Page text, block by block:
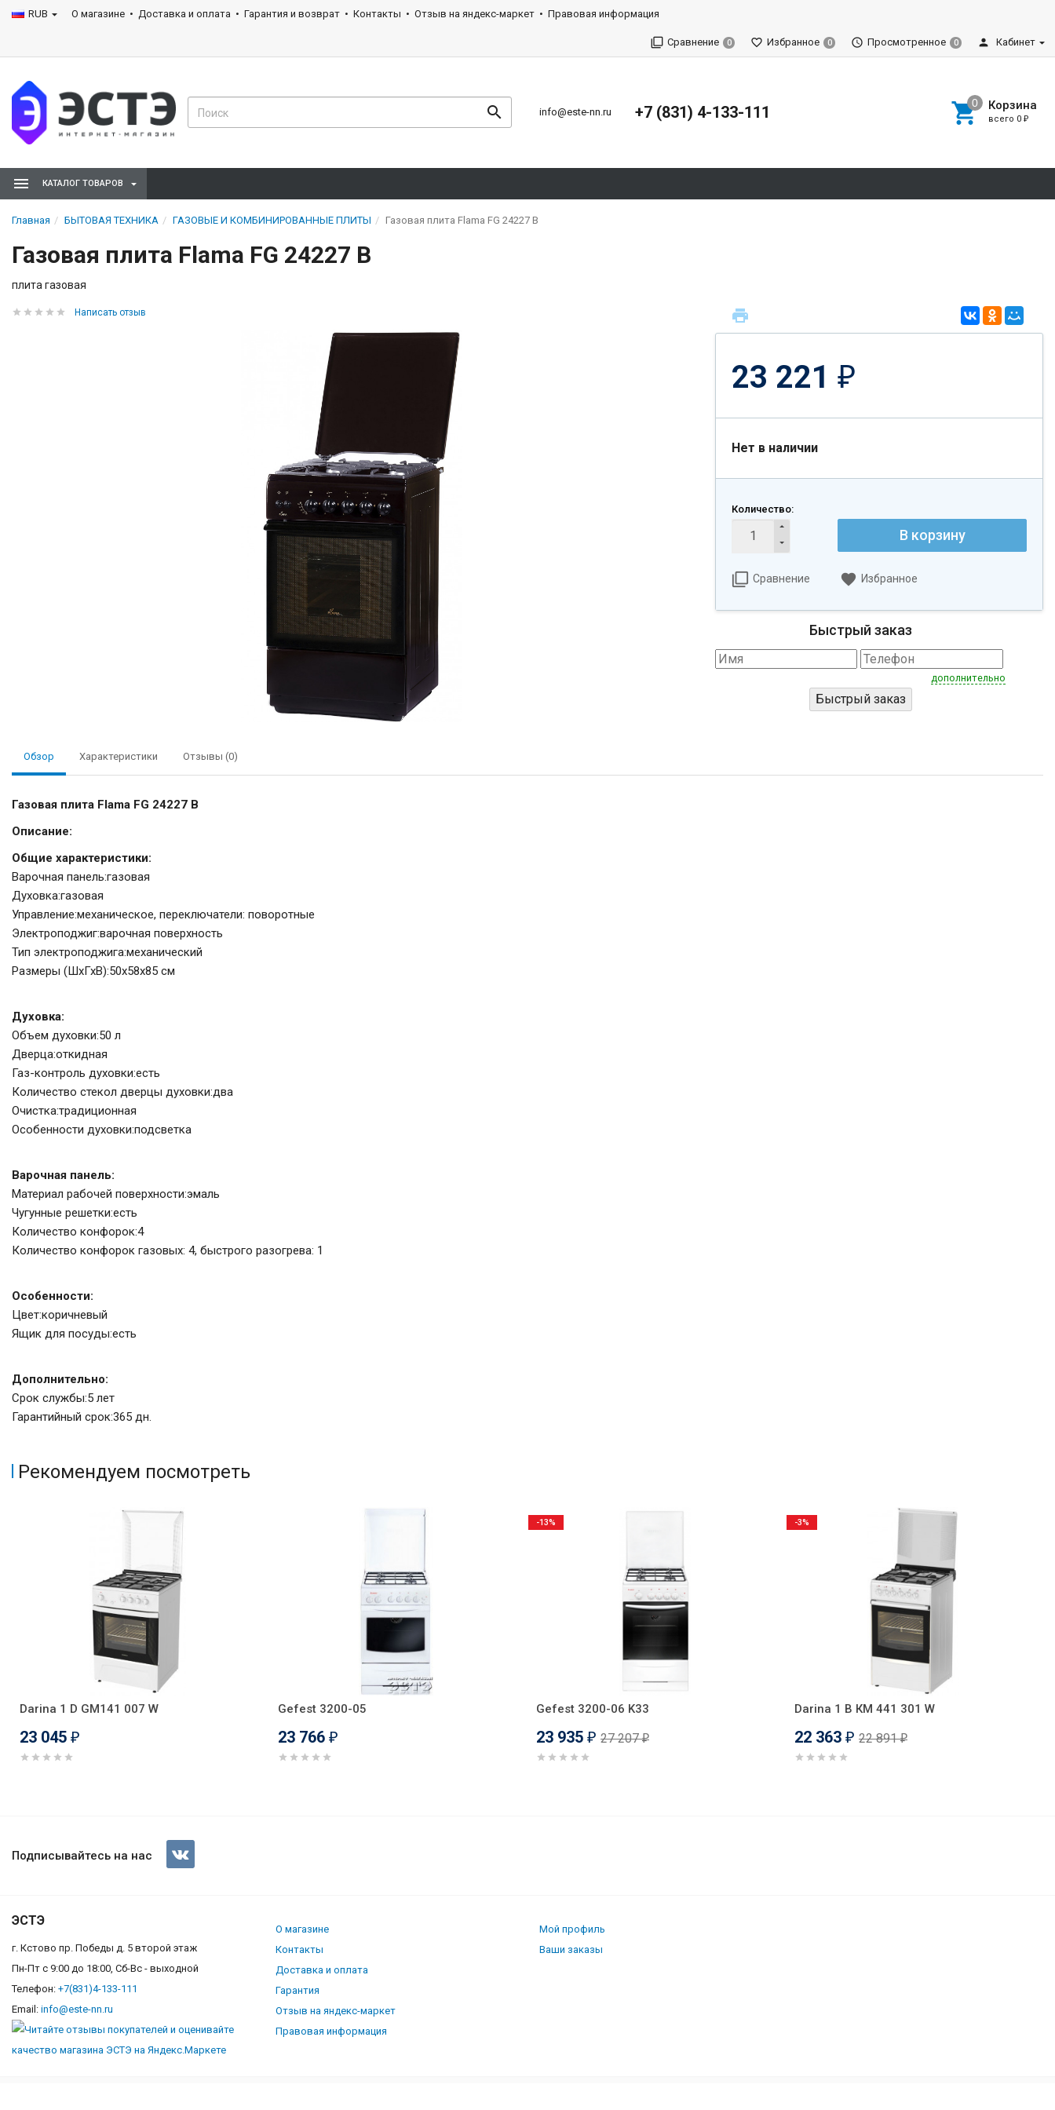
RUB О магазине Доставка и оплата Гарантия и возврат Контакты Отзыв на яндекс-маркет Правовая информация
Сравнение 0 Избранное 0 Просмотренное 0 Кабинет
info@este-nn.ru +7 (831) 4-133-111 Корзина
всего 0 ₽
КАТАЛОГ ТОВАРОВ
Главная БЫТОВАЯ ТЕХНИКА ГАЗОВЫЕ И КОМБИНИРОВАННЫЕ ПЛИТЫ Газовая плита Flama FG 24227 B
Газовая плита Flama FG 24227 B
плита газовая
Написать отзыв
23 221 ₽
Нет в наличии
Количество:
В корзину
Сравнение Избранное
Быстрый заказ
дополнительно
Обзор Характеристики Отзывы (0)
Газовая плита Flama FG 24227 B
Описание:
Общие характеристики:
Варочная панель:газовая
Духовка:газовая
Управление:механическое, переключатели: поворотные
Электроподжиг:варочная поверхность
Тип электроподжига:механический
Размеры (ШхГхВ):50x58x85 см
Духовка:
Объем духовки:50 л
Дверца:откидная
Газ-контроль духовки:есть
Количество стекол дверцы духовки:два
Очистка:традиционная
Особенности духовки:подсветка
Варочная панель:
Материал рабочей поверхности:эмаль
Чугунные решетки:есть
Количество конфорок:4
Количество конфорок газовых: 4, быстрого разогрева: 1
Особенности:
Цвет:коричневый
Ящик для посуды:есть
Дополнительно:
Срок службы:5 лет
Гарантийный срок:365 дн.
Рекомендуем посмотреть
Darina 1 D GM141 007 W
23 045 ₽
Gefest 3200-05
23 766 ₽
Gefest 3200-06 K33
23 935 ₽ 27 207₽
-13%
Darina 1 B КМ 441 301 W
22 363 ₽ 22 891₽
-3%
Газовая плита Flama FG 24227 B
Подписывайтесь на нас
ЭСТЭ
г. Кстово пр. Победы д. 5 второй этаж
Пн-Пт с 9:00 до 18:00, Сб-Вс - выходной
Телефон: +7(831)4-133-111
Email: info@este-nn.ru
О магазине
Контакты
Доставка и оплата
Гарантия
Отзыв на яндекс-маркет
Правовая информация
Мой профиль
Ваши заказы